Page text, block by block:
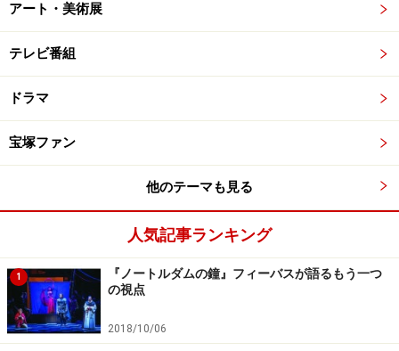
アート・美術展
テレビ番組
ドラマ
宝塚ファン
他のテーマも見る
人気記事ランキング
1
『ノートルダムの鐘』フィーバスが語るもう一つ
の視点
2018/10/06